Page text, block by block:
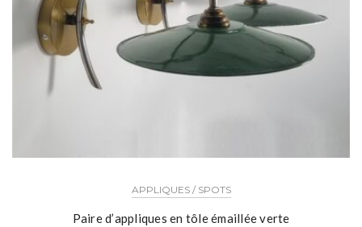
APPLIQUES / SPOTS
Paire d’appliques en tôle émaillée verte